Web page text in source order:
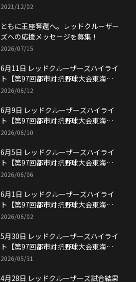
2021/12/02
ともに王座奪還へ。レッドクルーザー
ズへの応援メッセージを募集！
2026/07/15
6月11日 レッドクルーザーズハイライ
ト【第97回都市対抗野球大会東海地
区2次予選 第2代表決定戦 】
2026/06/12
6月9日 レッドクルーザーズハイライ
ト【第97回都市対抗野球大会東海地
区2次予選】
2026/06/10
6月5日 レッドクルーザーズハイライ
ト【第97回都市対抗野球大会東海地
区予選 3回戦】
2026/06/06
6月1日 レッドクルーザーズハイライ
ト【第97回都市対抗野球大会東海地
区予選 2回戦】
2026/06/02
5月30日 レッドクルーザーズハイライ
ト【第97回都市対抗野球大会東海地
区予選 1回戦】
2026/05/31
4月28日 レッドクルーザーズ試合結果